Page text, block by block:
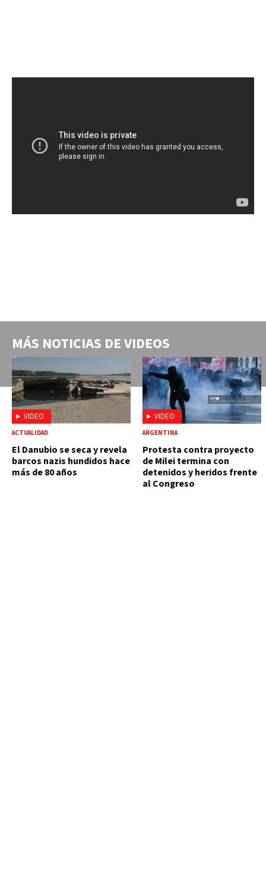
MÁS NOTICIAS DEVIDEOS
VIDEO
ACTUALIDAD
El Danubio se seca y revela
barcos nazis hundidos hace
más de 80 años
VIDEO
ARGENTINA
Protesta contra proyecto
de Milei termina con
detenidos y heridos frente
al Congreso